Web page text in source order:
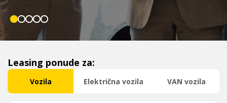
Leasing ponude za:
Vozila Električna vozila VAN vozila